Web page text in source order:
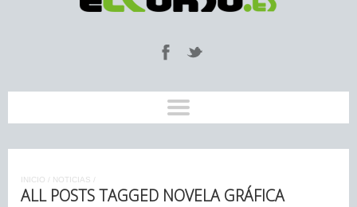
INICIO / NOTICIAS /
ALL POSTS TAGGED NOVELA GRÁFICA